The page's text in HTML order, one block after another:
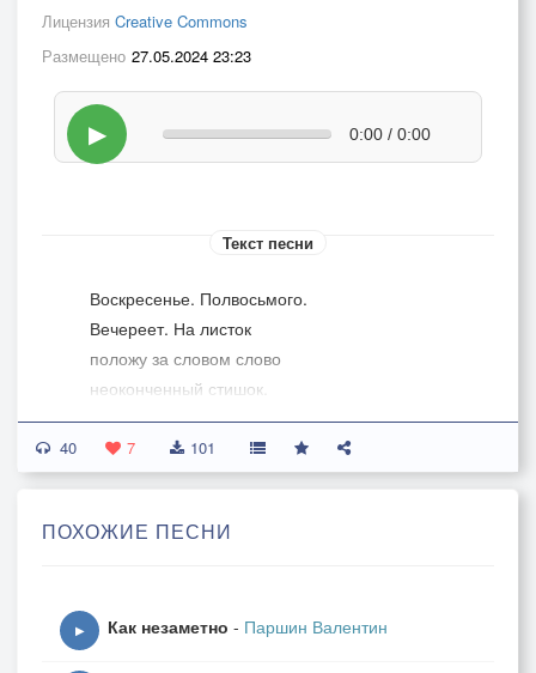
Лицензия Creative Commons
Размещено 27.05.2024 23:23
▶ 0:00 / 0:00
Текст песни
Воскресенье. Полвосьмого.
Вечереет. На листок
положу за словом слово
неоконченный стишок.
Минут годы. Встанут дети.
Стану тягостен и сед.
поражений и побед.
я, годами удручён,
40 7 101
ПОХОЖИЕ ПЕСНИ
▶ Как незаметно - Паршин Валентин